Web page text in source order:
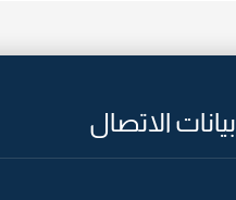
بيانات الاتصال